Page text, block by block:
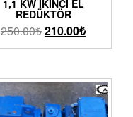
1,1 KW İKINCI EL
REDÜKTÖR
250.00₺210.00₺